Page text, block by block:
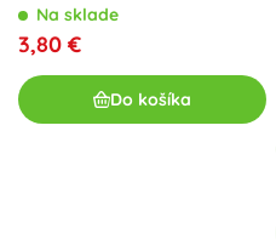
Na sklade
3,80 €
Do košíka